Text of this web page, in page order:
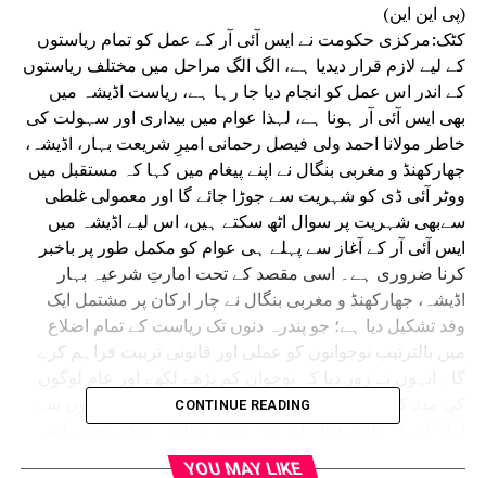
(پی این این)
کٹک:مرکزی حکومت نے ایس آئی آر کے عمل کو تمام ریاستوں
کے لیے لازم قرار دیدیا ہے، الگ الگ مراحل میں مختلف ریاستوں
کے اندر اس عمل کو انجام دیا جا رہا ہے، ریاست اڈیشہ میں
بھی ایس آئی آر ہونا ہے، لہذا عوام میں بیداری اور سہولت کی
خاطر مولانا احمد ولی فیصل رحمانی امیرِ شریعت بہار، اڈیشہ،
جھارکھنڈ و مغربی بنگال نے اپنے پیغام میں کہا کہ مستقبل میں
ووٹر آئی ڈی کو شہریت سے جوڑا جائے گا اور معمولی غلطی
سےبھی شہریت پر سوال اٹھ سکتے ہیں، اس لیے اڈیشہ میں
ایس آئی آر کے آغاز سے پہلے ہی عوام کو مکمل طور پر باخبر
کرنا ضروری ہے۔ اسی مقصد کے تحت امارتِ شرعیہ بہار
اڈیشہ، جھارکھنڈ و مغربی بنگال نے چار ارکان پر مشتمل ایک
وفد تشکیل دیا ہے؛ جو پندرہ دنوں تک ریاست کے تمام اضلاع
میں بالترتیب نوجوانوں کو عملی اور قانونی تربیت فراہم کرے
کی مدد کے لیے آگے آئیں۔ آخر میں انہوں نے تمام شہریوں سے
اپیل کی کہ ذات، قبیلہ اور مذہب سے بالاتر ہو کر محض اپنی
شہریت کے تحفظ کے لیے اس تربیتی مہم میں بھرپور شرکت
CONTINUE READING
YOU MAY LIKE